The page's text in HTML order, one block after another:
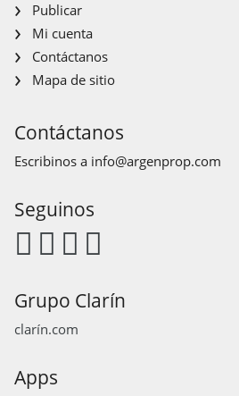
Publicar
Mi cuenta
Contáctanos
Mapa de sitio
Contáctanos
Escribinos a info@argenprop.com
Seguinos
Grupo Clarín
clarín.com
Apps